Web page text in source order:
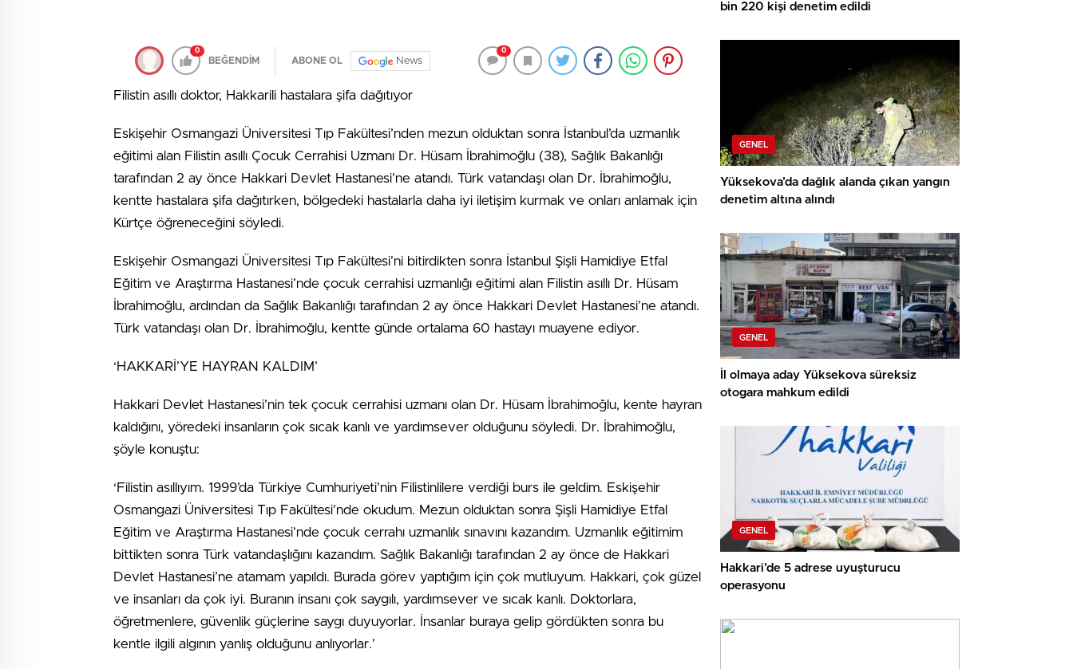
0
BEĞENDİM ABONE OL News
0
Filistin asıllı doktor, Hakkarili hastalara şifa dağıtıyor
Eskişehir Osmangazi Üniversitesi Tıp Fakültesi’nden mezun olduktan sonra İstanbul’da uzmanlık
eğitimi alan Filistin asıllı Çocuk Cerrahisi Uzmanı Dr. Hüsam İbrahimoğlu (38), Sağlık Bakanlığı
tarafından 2 ay önce Hakkari Devlet Hastanesi’ne atandı. Türk vatandaşı olan Dr. İbrahimoğlu,
kentte hastalara şifa dağıtırken, bölgedeki hastalarla daha iyi iletişim kurmak ve onları anlamak için
Kürtçe öğreneceğini söyledi.
Eskişehir Osmangazi Üniversitesi Tıp Fakültesi’ni bitirdikten sonra İstanbul Şişli Hamidiye Etfal
Eğitim ve Araştırma Hastanesi’nde çocuk cerrahisi uzmanlığı eğitimi alan Filistin asıllı Dr. Hüsam
İbrahimoğlu, ardından da Sağlık Bakanlığı tarafından 2 ay önce Hakkari Devlet Hastanesi’ne atandı.
Türk vatandaşı olan Dr. İbrahimoğlu, kentte günde ortalama 60 hastayı muayene ediyor.
‘HAKKARİ’YE HAYRAN KALDIM’
Hakkari Devlet Hastanesi’nin tek çocuk cerrahisi uzmanı olan Dr. Hüsam İbrahimoğlu, kente hayran
kaldığını, yöredeki insanların çok sıcak kanlı ve yardımsever olduğunu söyledi. Dr. İbrahimoğlu,
şöyle konuştu:
‘Filistin asıllıyım. 1999’da Türkiye Cumhuriyeti’nin Filistinlilere verdiği burs ile geldim. Eskişehir
Osmangazi Üniversitesi Tıp Fakültesi’nde okudum. Mezun olduktan sonra Şişli Hamidiye Etfal
Eğitim ve Araştırma Hastanesi’nde çocuk cerrahı uzmanlık sınavını kazandım. Uzmanlık eğitimim
bittikten sonra Türk vatandaşlığını kazandım. Sağlık Bakanlığı tarafından 2 ay önce de Hakkari
Devlet Hastanesi’ne atamam yapıldı. Burada görev yaptığım için çok mutluyum. Hakkari, çok güzel
ve insanları da çok iyi. Buranın insanı çok saygılı, yardımsever ve sıcak kanlı. Doktorlara,
öğretmenlere, güvenlik güçlerine saygı duyuyorlar. İnsanlar buraya gelip gördükten sonra bu
kentle ilgili algının yanlış olduğunu anlıyorlar.’
bin 220 kişi denetim edildi
GENEL
Yüksekova’da dağlık alanda çıkan yangın
denetim altına alındı
GENEL
İl olmaya aday Yüksekova süreksiz
otogara mahkum edildi
GENEL
Hakkari’de 5 adrese uyuşturucu
operasyonu